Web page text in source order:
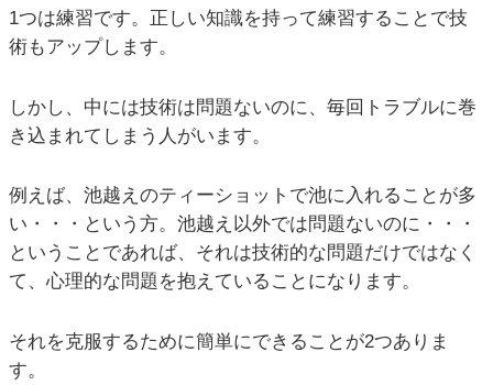
1つは練習です。正しい知識を持って練習することで技
術もアップします。
しかし、中には技術は問題ないのに、毎回トラブルに巻
き込まれてしまう人がいます。
例えば、池越えのティーショットで池に入れることが多
い・・・という方。池越え以外では問題ないのに・・・
ということであれば、それは技術的な問題だけではなく
て、心理的な問題を抱えていることになります。
それを克服するために簡単にできることが2つありま
す。